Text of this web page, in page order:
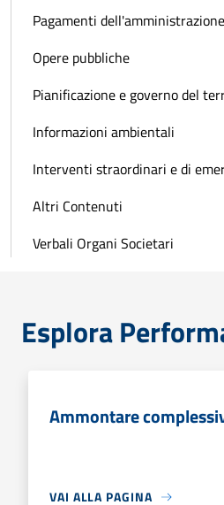
Pagamenti dell'amministrazione
Opere pubbliche
Pianificazione e governo del
Informazioni ambientali
Interventi straordinari e di
Altri Contenuti
Verbali Organi Societari
Esplora
Ammontare
VAI ALLA PAGINA